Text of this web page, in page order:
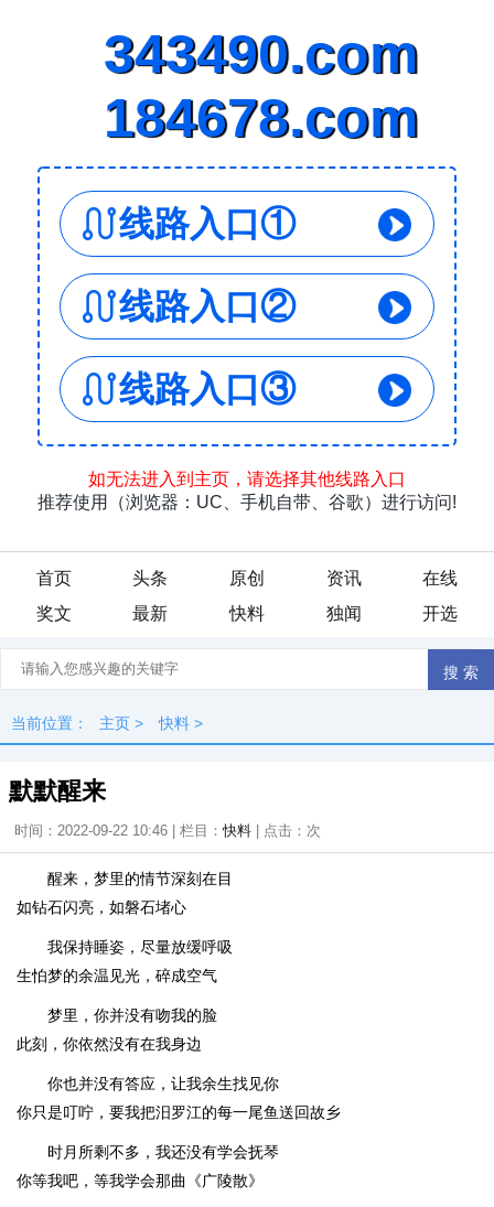
首页 头条 原创 资讯
在线
奖文
最新 快料 独闻 开选
当前位置： 主页 > 快料 >
默默醒来
时间：2022-09-22 10:46 | 栏目：快料 | 点击： 次
醒来，梦里的情节深刻在目
如钻石闪亮，如磐石堵心
我保持睡姿，尽量放缓呼吸
生怕梦的余温见光，碎成空气
梦里，你并没有吻我的脸
此刻，你依然没有在我身边
你也并没有答应，让我余生找见你
你只是叮咛，要我把汨罗江的每一尾鱼送回故乡
时月所剩不多，我还没有学会抚琴
你等我吧，等我学会那曲《广陵散》